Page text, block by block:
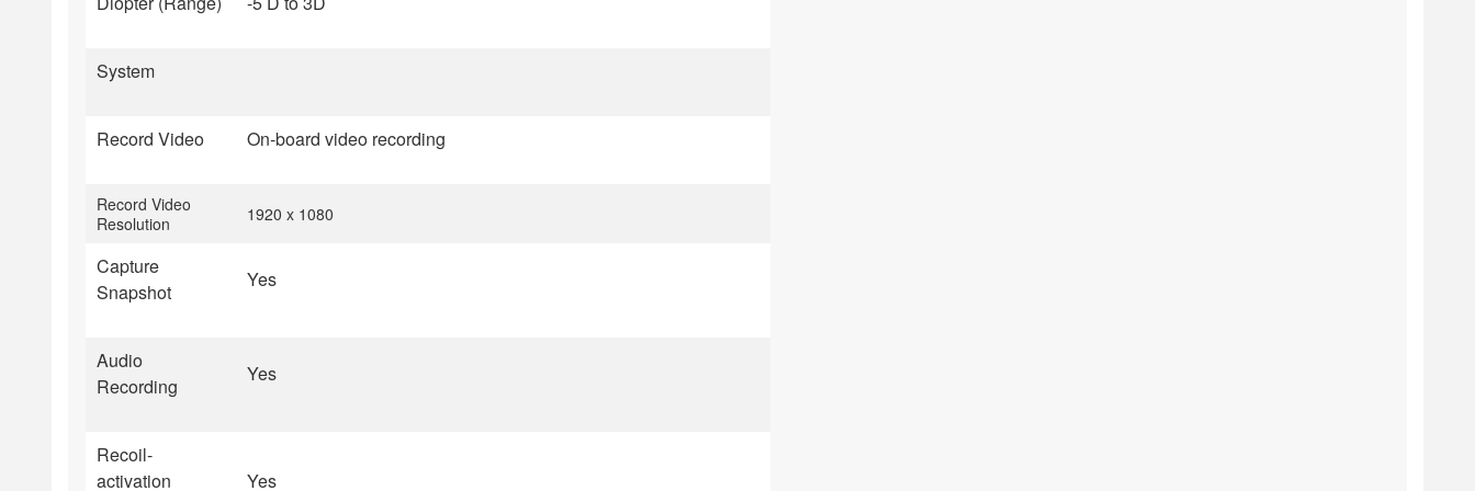
System
Record Video On-board video recording
Record Video
Resolution
1920 x 1080
Capture
Snapshot
Yes
Audio
Recording
Yes
Recoil-
activation
Yes